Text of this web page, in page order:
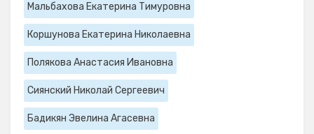
Мальбахова Екатерина Тимуровна
Коршунова Екатерина Николаевна
Полякова Анастасия Ивановна
Сиянский Николай Сергеевич
Бадикян Эвелина Агасевна